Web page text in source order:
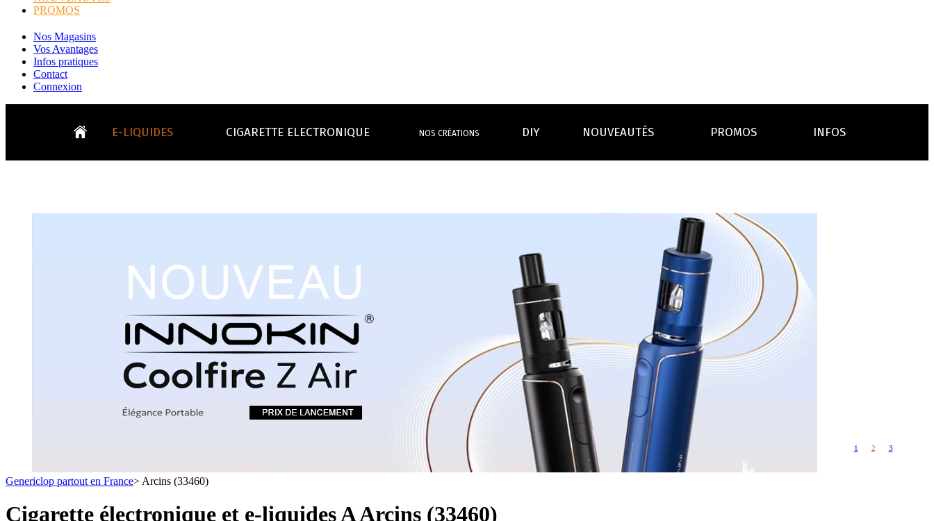
PROMOS
Nos Magasins
Vos Avantages
Infos pratiques
Contact
Connexion
E-LIQUIDES
Boosters
TOUS LES E-LIQUIDES
- VÉGÉTAL/NATUREL
- SELS DE NICOTINE
- FORMATS ÉCONOMIQUES
- LES PLUS VENDUS
- LES PACKS PROMOS
- RECHERCHE AVANCÉE
MAXI FORMATS
100ml et +
GRANDS FORMATS
50ml
PETITS FORMATS
CIGARETTE ELECTRONIQUE
Formats classiques
Formats Boxs
simple d'emploi
Toutes les marques
Eleaf, Aspire,
Smok, Innokin, Joyetech ...
LES MINI-CLOPES
Pods & Formats Poche
Les Accus
piles
pour boxs
Toutes les Résistances
coils, têtes d’atomiseurs,
Les cartouches
pour pods
RBA Reconstructible
Drip Tip
embouts, becs
Chargeurs
câbles, secteurs
Rangements
étuis, housses
rechange
NOS CRÉATIONS DIY NOUVEAUTÉS PROMOS INFOS
LE BLOG
- INFOS GENERICLOP
- INFOS VAPE
- LES ASTUCES
- FOCUS PRODUIT
- LES MEDECINS
VOS AVANTAGES
Livraison offerte
1 Cadeau au choix
Un problème, une question ?
Quel kit de cigarette choisir ?
Quel E-liquide choisir ?
Quelle Accu choisir ?
Le végétol c'est quoi ?
Voir tout
Emission "C'est dans l'air"
Reportage Vox Pop ARTE
Interview France Bleu Genericlop
1 2 3
Genericlop partout en France> Arcins (33460)
Cigarette électronique et e-liquides A Arcins (33460)